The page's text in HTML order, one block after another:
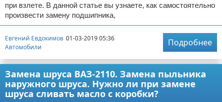
при взлете. В данной статье вы узнаете, как самостоятельно
произвести замену подшипника,
Евгений Евдокимов 01-03-2019 05:36
Автомобили
Подробнее
Замена шруса ВАЗ-2110. Замена пыльника
наружного шруса. Нужно ли при замене
шруса сливать масло с коробки?